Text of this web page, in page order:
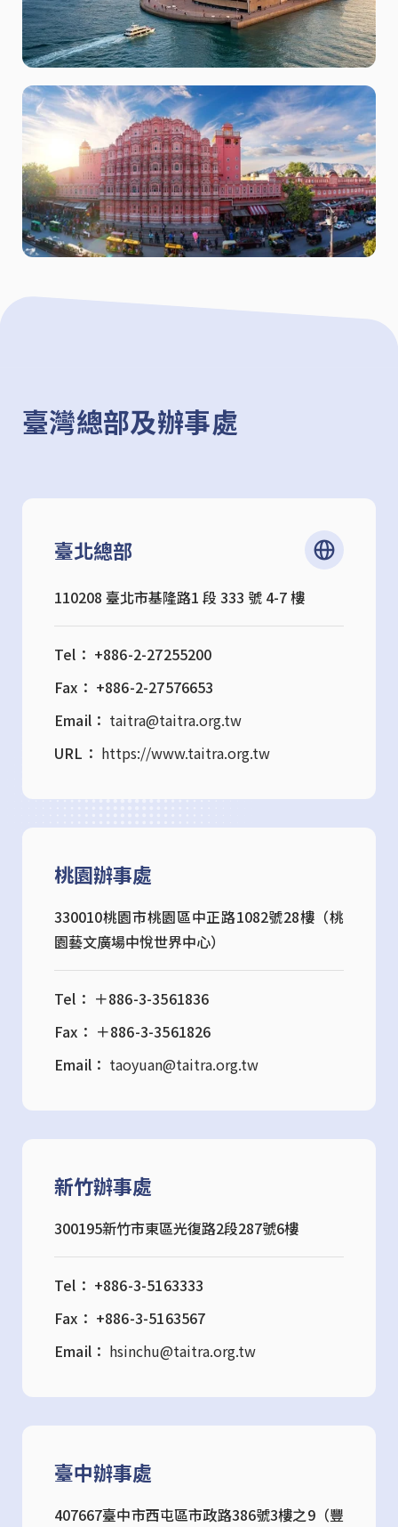
臺灣總部及辦事處
臺北總部
110208 臺北市基隆路1 段 333 號 4-7 樓
Tel： +886-2-27255200
Fax： +886-2-27576653
Email： taitra@taitra.org.tw
URL： https://www.taitra.org.tw
桃園辦事處
330010桃園市桃園區中正路1082號28樓（桃
園藝文廣場中悅世界中心）
Tel： ＋886-3-3561836
Fax： ＋886-3-3561826
Email： taoyuan@taitra.org.tw
新竹辦事處
300195新竹市東區光復路2段287號6樓
Tel： +886-3-5163333
Fax： +886-3-5163567
Email： hsinchu@taitra.org.tw
臺中辦事處
407667臺中市西屯區市政路386號3樓之9（豐